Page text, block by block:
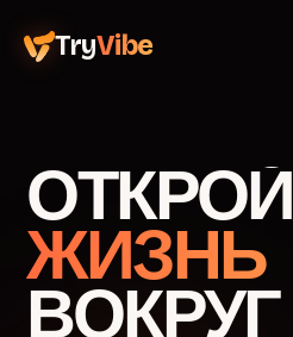
TryVibe
ОТКРОЙ
ЖИЗНЬ
ВОКРУГ